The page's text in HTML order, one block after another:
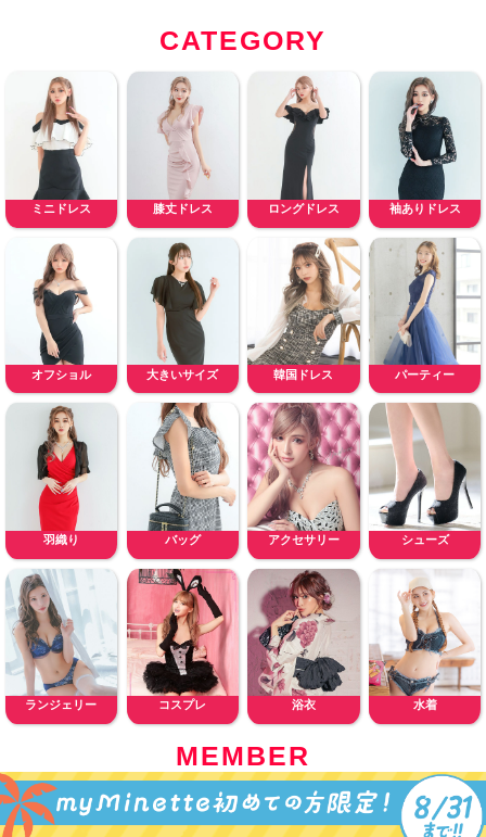
CATEGORY
ミニドレス 膝丈ドレス ロングドレス 袖ありドレス
オフショル 大きいサイズ 韓国ドレス パーティー
羽織り バッグ アクセサリー シューズ
ランジェリー コスプレ 浴衣 水着
MEMBER